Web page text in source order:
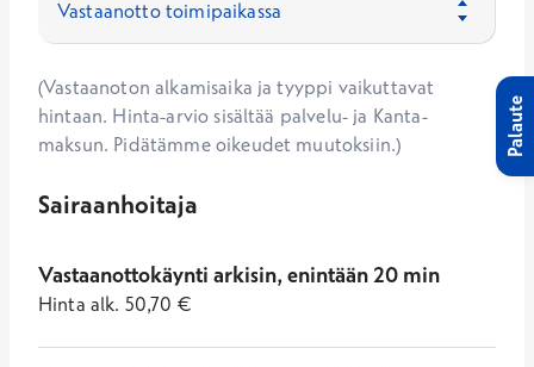
(Vastaanoton alkamisaika ja tyyppi vaikuttavat
hintaan. Hinta-arvio sisältää palvelu- ja Kanta-
maksun. Pidätämme oikeudet muutoksiin.)
Sairaanhoitaja
Vastaanottokäynti arkisin, enintään 20 min
Hinta alk. 50,70 €
Palaute